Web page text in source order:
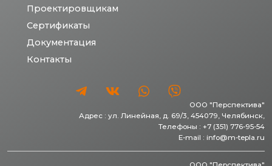
Проектировщикам
Сертификаты
Документация
Контакты
ООО "Перспектива"
Адрес : ул. Линейная, д. 69/3, 454079, Челябинск,
Телефоны : +7 (351) 776-95-54
E-mail : info@m-tepla.ru